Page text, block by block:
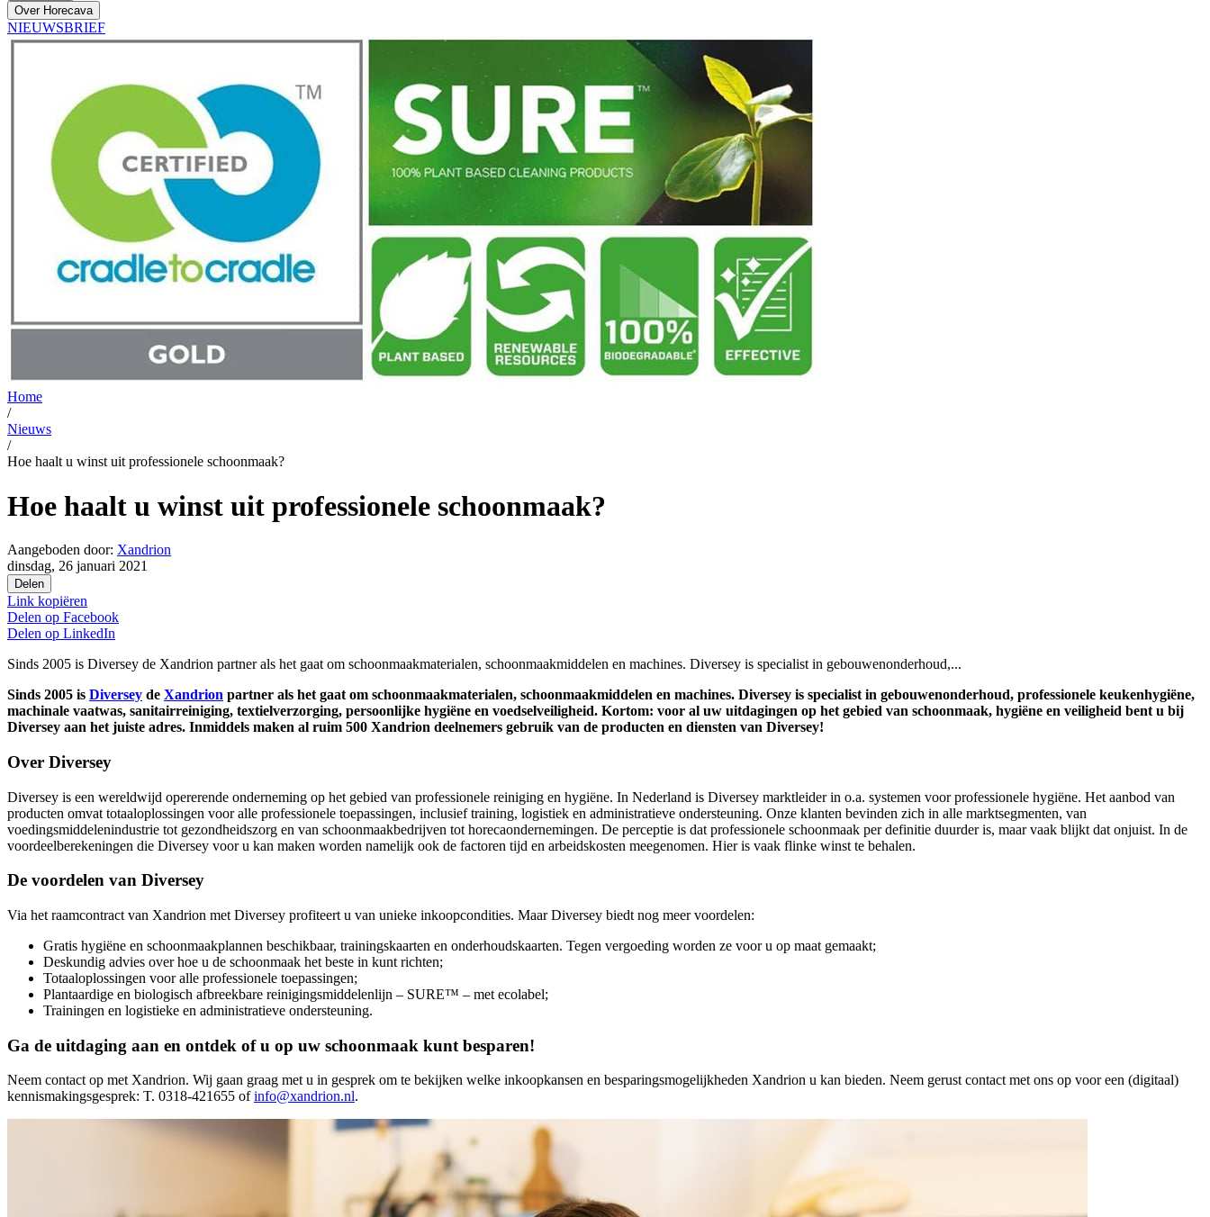
Over Horecava
NIEUWSBRIEF
Home
/
Nieuws
/
Hoe haalt u winst uit professionele schoonmaak?
Hoe haalt u winst uit professionele schoonmaak?
Aangeboden door: Xandrion
dinsdag, 26 januari 2021
Delen
Link kopiëren
Delen op Facebook
Delen op LinkedIn
Sinds 2005 is Diversey de Xandrion partner als het gaat om schoonmaakmaterialen, schoonmaakmiddelen en machines. Diversey is specialist in gebouwenonderhoud,...
Sinds 2005 is Diversey de Xandrion partner als het gaat om schoonmaakmaterialen, schoonmaakmiddelen en machines. Diversey is specialist in gebouwenonderhoud, professionele keukenhygiëne,
machinale vaatwas, sanitairreiniging, textielverzorging, persoonlijke hygiëne en voedselveiligheid. Kortom: voor al uw uitdagingen op het gebied van schoonmaak, hygiëne en veiligheid bent u bij
Diversey aan het juiste adres. Inmiddels maken al ruim 500 Xandrion deelnemers gebruik van de producten en diensten van Diversey!
Over Diversey
Diversey is een wereldwijd opererende onderneming op het gebied van professionele reiniging en hygiëne. In Nederland is Diversey marktleider in o.a. systemen voor professionele hygiëne. Het aanbod van
producten omvat totaaloplossingen voor alle professionele toepassingen, inclusief training, logistiek en administratieve ondersteuning. Onze klanten bevinden zich in alle marktsegmenten, van
voedingsmiddelenindustrie tot gezondheidszorg en van schoonmaakbedrijven tot horecaondernemingen. De perceptie is dat professionele schoonmaak per definitie duurder is, maar vaak blijkt dat onjuist. In de
voordeelberekeningen die Diversey voor u kan maken worden namelijk ook de factoren tijd en arbeidskosten meegenomen. Hier is vaak flinke winst te behalen.
De voordelen van Diversey
Via het raamcontract van Xandrion met Diversey profiteert u van unieke inkoopcondities. Maar Diversey biedt nog meer voordelen:
Gratis hygiëne en schoonmaakplannen beschikbaar, trainingskaarten en onderhoudskaarten. Tegen vergoeding worden ze voor u op maat gemaakt;
Deskundig advies over hoe u de schoonmaak het beste in kunt richten;
Totaaloplossingen voor alle professionele toepassingen;
Plantaardige en biologisch afbreekbare reinigingsmiddelenlijn – SURE™ – met ecolabel;
Trainingen en logistieke en administratieve ondersteuning.
Ga de uitdaging aan en ontdek of u op uw schoonmaak kunt besparen!
Neem contact op met Xandrion. Wij gaan graag met u in gesprek om te bekijken welke inkoopkansen en besparingsmogelijkheden Xandrion u kan bieden. Neem gerust contact met ons op voor een (digitaal)
kennismakingsgesprek: T. 0318-421655 ofinfo@xandrion.nl.